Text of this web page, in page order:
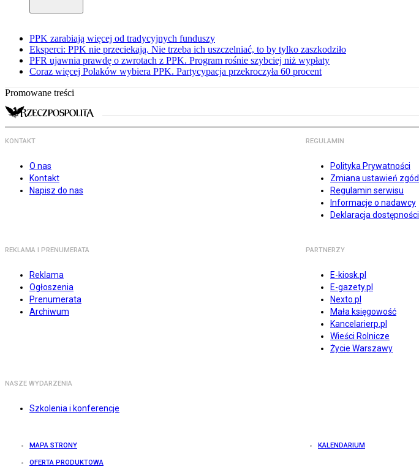
PPK zarabiają więcej od tradycyjnych funduszy
Eksperci: PPK nie przeciekają. Nie trzeba ich uszczelniać, to by tylko zaszkodziło
PFR ujawnia prawdę o zwrotach z PPK. Program rośnie szybciej niż wypłaty
Coraz więcej Polaków wybiera PPK. Partycypacja przekroczyła 60 procent
Promowane treści
KONTAKT
O nas
Kontakt
Napisz do nas
REGULAMIN
Polityka Prywatności
Zmiana ustawień zgód
Regulamin serwisu
Informacje o nadawcy
Deklaracja dostępności
REKLAMA I PRENUMERATA
Reklama
Ogłoszenia
Prenumerata
Archiwum
PARTNERZY
E-kiosk.pl
E-gazety.pl
Nexto.pl
Mała księgowość
Kancelarierp.pl
Wieści Rolnicze
Życie Warszawy
NASZE WYDARZENIA
Szkolenia i konferencje
MAPA STRONY KALENDARIUM
OFERTA PRODUKTOWA